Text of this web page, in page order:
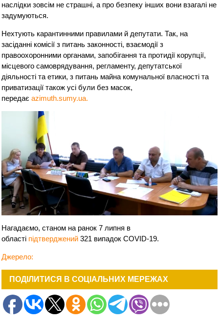
наслідки зовсім не страшні, а про безпеку інших вони взагалі не
задумуються.
Нехтують карантинними правилами й депутати. Так, на
засіданні комісії з питань законності, взаємодії з
правоохоронними органами, запобігання та протидії корупції,
місцевого самоврядування, регламенту, депутатської
діяльності та етики, з питань майна комунальної власності та
приватизації також усі були без масок,
передаєazimuth.sumy.ua.
Нагадаємо, станом на ранок 7 липня в
області підтверджений 321 випадок COVID-19.
Джерело:
ПОДІЛИТИСЯ В СОЦІАЛЬНИХ МЕРЕЖАХ